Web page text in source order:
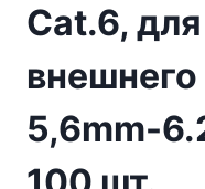
Cat.6,
5,6mm-